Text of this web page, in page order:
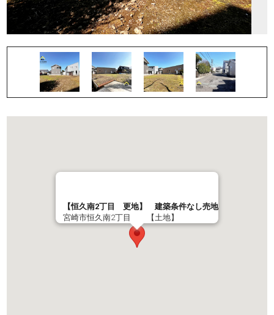
【恒久南2丁目 更地】 建築条件なし売地
宮崎市恒久南2丁目 【土地】